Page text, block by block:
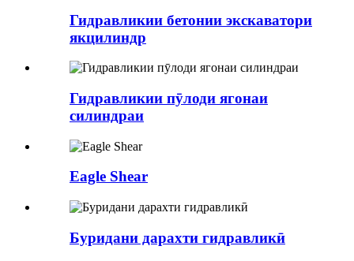
Гидравликии бетонии экскаватори
якцилиндр
Гидравликии пӯлоди ягонаи
силиндраи
Eagle Shear
Буридани дарахти гидравликӣ